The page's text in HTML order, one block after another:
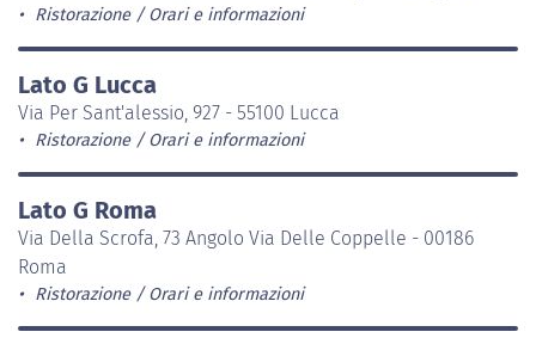
Ristorazione Orari e informazioni
Lato G Lucca
Via Per Sant'alessio, 927 - 55100 Lucca
Ristorazione Orari e informazioni
Lato G Roma
Via Della Scrofa, 73 Angolo Via Delle Coppelle - 00186
Roma
Ristorazione Orari e informazioni